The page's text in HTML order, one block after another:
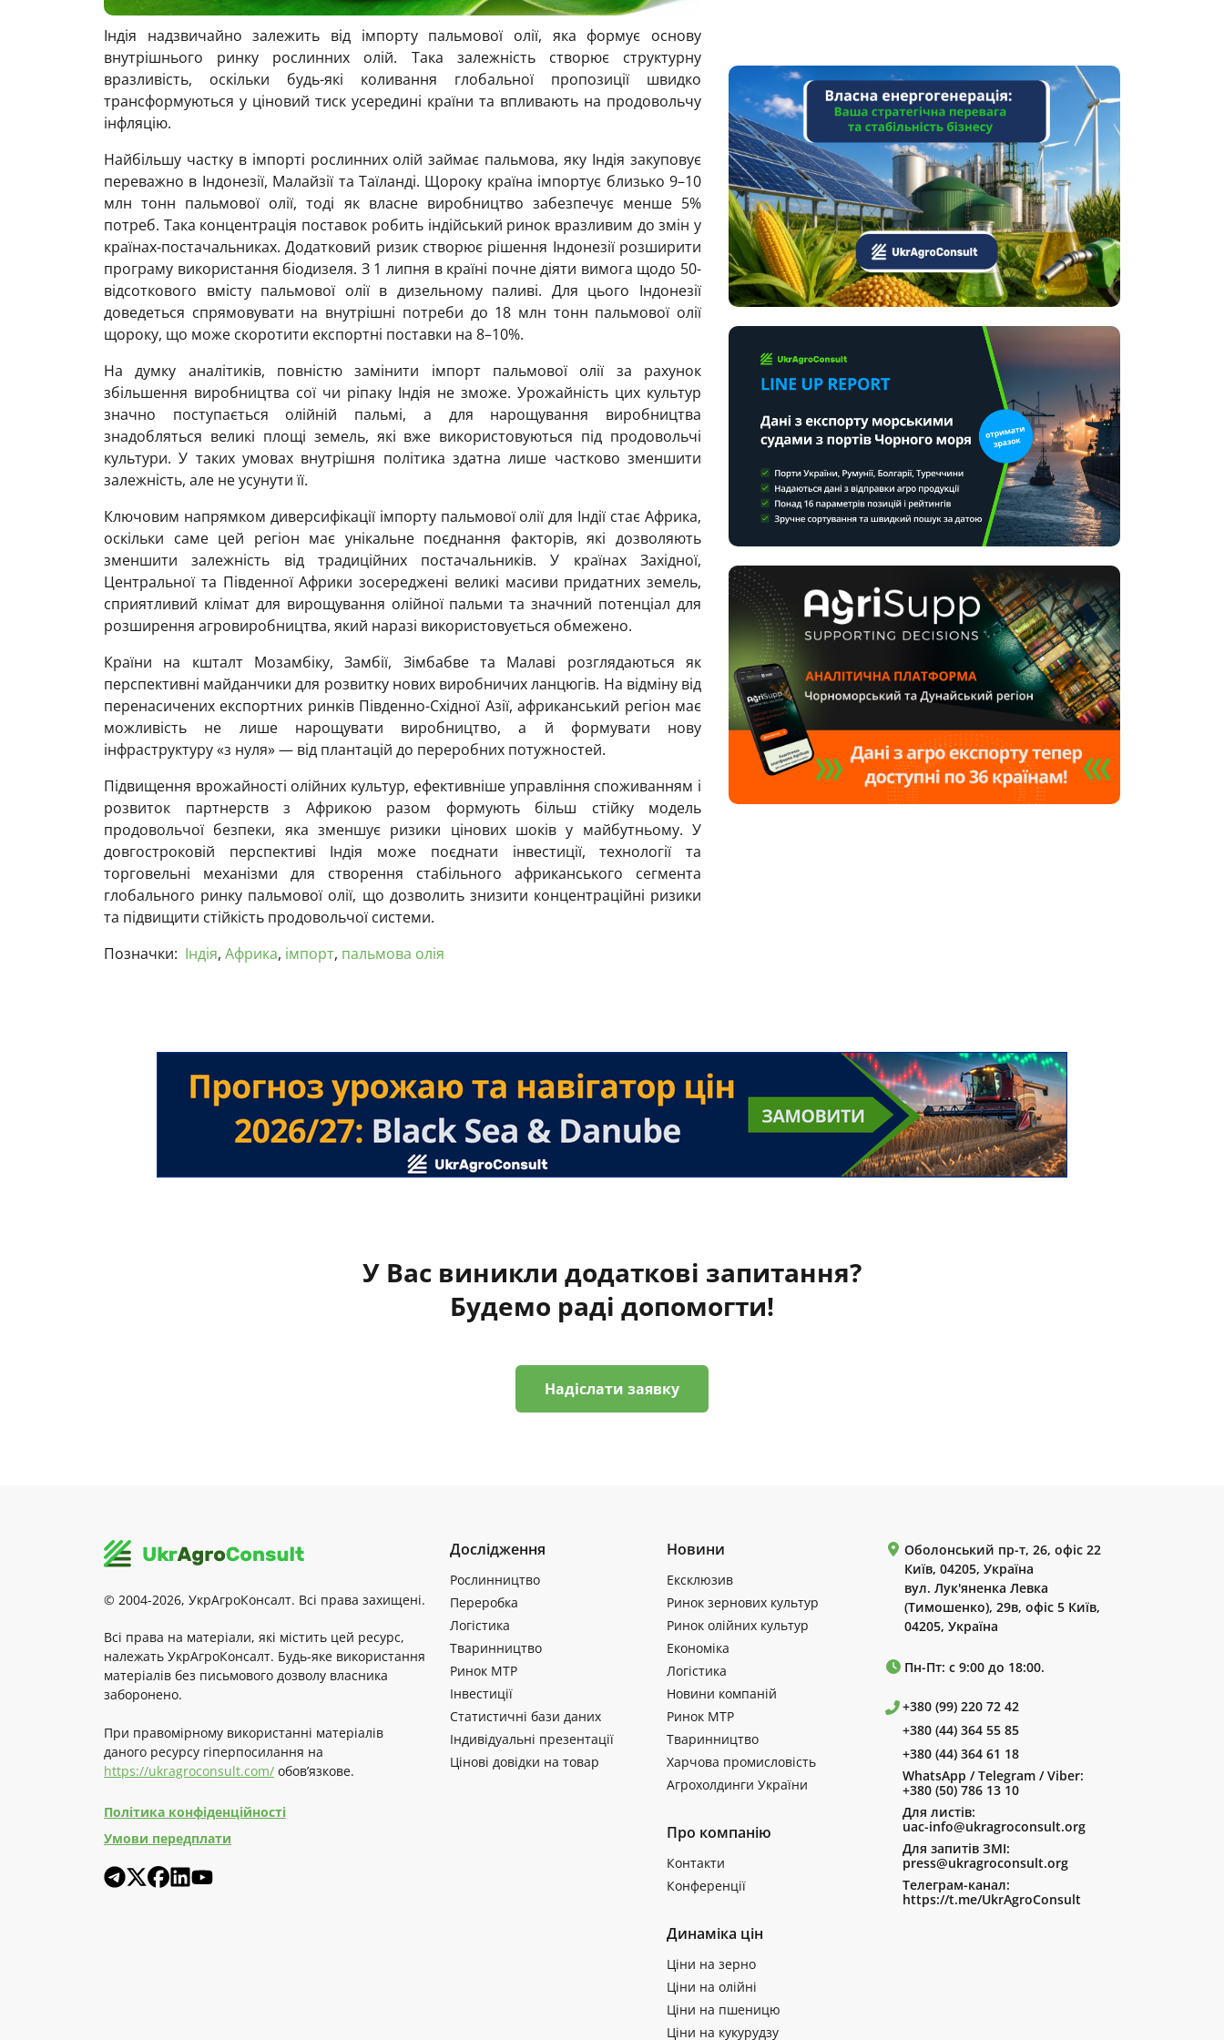
Індія надзвичайно залежить від імпорту пальмової олії, яка формує основу
внутрішнього ринку рослинних олій. Така залежність створює структурну
вразливість, оскільки будь-які коливання глобальної пропозиції швидко
трансформуються у ціновий тиск усередині країни та впливають на продовольчу
інфляцію.
Найбільшу частку в імпорті рослинних олій займає пальмова, яку Індія закуповує
переважно в Індонезії, Малайзії та Таїланді. Щороку країна імпортує близько 9–10
млн тонн пальмової олії, тоді як власне виробництво забезпечує менше 5%
потреб. Така концентрація поставок робить індійський ринок вразливим до змін у
країнах-постачальниках. Додатковий ризик створює рішення Індонезії розширити
програму використання біодизеля. З 1 липня в країні почне діяти вимога щодо 50-
відсоткового вмісту пальмової олії в дизельному паливі. Для цього Індонезії
доведеться спрямовувати на внутрішні потреби до 18 млн тонн пальмової олії
щороку, що може скоротити експортні поставки на 8–10%.
На думку аналітиків, повністю замінити імпорт пальмової олії за рахунок
збільшення виробництва сої чи ріпаку Індія не зможе. Урожайність цих культур
значно поступається олійній пальмі, а для нарощування виробництва
знадобляться великі площі земель, які вже використовуються під продовольчі
культури. У таких умовах внутрішня політика здатна лише частково зменшити
залежність, але не усунути її.
Ключовим напрямком диверсифікації імпорту пальмової олії для Індії стає Африка,
оскільки саме цей регіон має унікальне поєднання факторів, які дозволяють
зменшити залежність від традиційних постачальників. У країнах Західної,
Центральної та Південної Африки зосереджені великі масиви придатних земель,
сприятливий клімат для вирощування олійної пальми та значний потенціал для
розширення агровиробництва, який наразі використовується обмежено.
Країни на кшталт Мозамбіку, Замбії, Зімбабве та Малаві розглядаються як
перспективні майданчики для розвитку нових виробничих ланцюгів. На відміну від
перенасичених експортних ринків Південно-Східної Азії, африканський регіон має
можливість не лише нарощувати виробництво, а й формувати нову
інфраструктуру «з нуля» — від плантацій до переробних потужностей.
Підвищення врожайності олійних культур, ефективніше управління споживанням і
розвиток партнерств з Африкою разом формують більш стійку модель
продовольчої безпеки, яка зменшує ризики цінових шоків у майбутньому. У
довгостроковій перспективі Індія може поєднати інвестиції, технології та
торговельні механізми для створення стабільного африканського сегмента
глобального ринку пальмової олії, що дозволить знизити концентраційні ризики
та підвищити стійкість продовольчої системи.
Позначки: Індія, Африка, імпорт, пальмова олія
У Вас виникли додаткові запитання?
Будемо раді допомогти!
Надіслати заявку
© 2004-2026, УкрАгроКонсалт. Всі права захищені.
Всі права на матеріали, які містить цей ресурс,
належать УкрАгроКонсалт. Будь-яке використання
матеріалів без письмового дозволу власника
заборонено.
При правомірному використанні матеріалів
даного ресурсу гіперпосилання на
https://ukragroconsult.com/ обов’язкове.
Політика конфіденційності
Умови передплати
Дослідження
Рослинництво
Переробка
Логістика
Тваринництво
Ринок МТР
Інвестиції
Статистичні бази даних
Індивідуальні презентації
Цінові довідки на товар
Новини
Ексклюзив
Ринок зернових культур
Ринок олійних культур
Економіка
Логістика
Новини компаній
Ринок МТР
Тваринництво
Харчова промисловість
Агрохолдинги України
Про компанію
Контакти
Конференції
Динаміка цін
Ціни на зерно
Ціни на олійні
Ціни на пшеницю
Ціни на кукурудзу
Оболонський пр-т, 26, офіс 22
Київ, 04205, Україна
вул. Лук'яненка Левка
(Тимошенко), 29в, офіс 5 Київ,
04205, Україна
Пн-Пт: с 9:00 до 18:00.
+380 (99) 220 72 42
+380 (44) 364 55 85
+380 (44) 364 61 18
WhatsApp / Telegram / Viber:
+380 (50) 786 13 10
Для листів:
uac-info@ukragroconsult.org
Для запитів ЗМІ:
press@ukragroconsult.org
Телеграм-канал:
https://t.me/UkrAgroConsult